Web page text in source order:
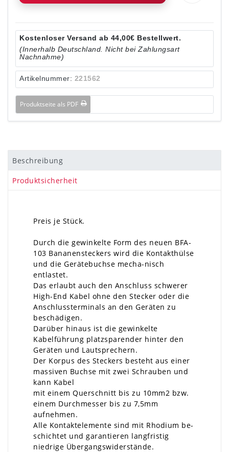
Kostenloser Versand ab 44,00€ Bestellwert.
(Innerhalb Deutschland. Nicht bei Zahlungsart
Nachnahme)
Artikelnummer: 221562
Produktseite als PDF
Beschreibung
Produktsicherheit
Preis je Stück.
Durch die gewinkelte Form des neuen BFA-
103 Bananensteckers wird die Kontakthülse
und die Gerätebuchse mecha-nisch
entlastet.
Das erlaubt auch den Anschluss schwerer
High-End Kabel ohne den Stecker oder die
Anschlussterminals an den Geräten zu
beschädigen.
Darüber hinaus ist die gewinkelte
Kabelführung platzsparender hinter den
Geräten und Lautsprechern.
Der Korpus des Steckers besteht aus einer
massiven Buchse mit zwei Schrauben und
kann Kabel
mit einem Querschnitt bis zu 10mm2 bzw.
einem Durchmesser bis zu 7,5mm
aufnehmen.
Alle Kontaktelemente sind mit Rhodium be-
schichtet und garantieren langfristig
niedrige Übergangswiderstände.